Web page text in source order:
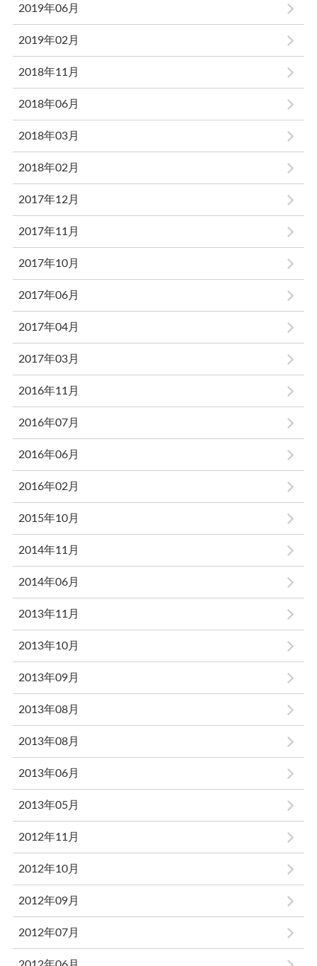
2019年06月
2019年02月
2018年11月
2018年06月
2018年03月
2018年02月
2017年12月
2017年11月
2017年10月
2017年06月
2017年04月
2017年03月
2016年11月
2016年07月
2016年06月
2016年02月
2015年10月
2014年11月
2014年06月
2013年11月
2013年10月
2013年09月
2013年08月
2013年08月
2013年06月
2013年05月
2012年11月
2012年10月
2012年09月
2012年07月